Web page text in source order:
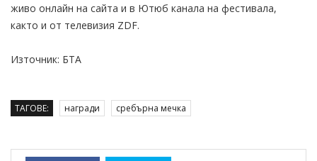
живо онлайн на сайта и в Ютюб канала на фестивала,
както и от телевизия ZDF.
Източник: БТА
ТАГОВЕ: награди сребърна мечка